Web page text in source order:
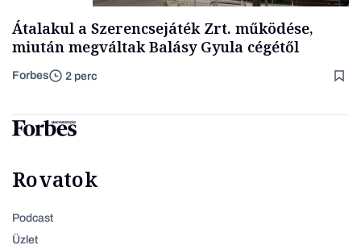
Átalakul a Szerencsejáték Zrt. működése,
miután megváltak Balásy Gyula cégétől
Forbes 2 perc
Rovatok
Podcast
Üzlet